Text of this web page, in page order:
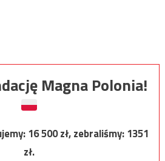
Magna Polonia!
16 500zł, zebraliśmy:1351
zł.